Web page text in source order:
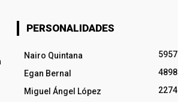
PERSONALIDADES
Nairo Quintana
5957
Egan Bernal
4898
Miguel Ángel López
2274